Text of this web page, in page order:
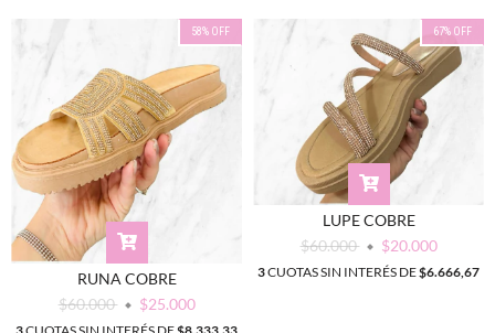
58% OFF
RUNA COBRE
$60.000
$25.000
67% OFF
LUPE COBRE
$60.000
$20.000
3CUOTAS SIN INTERÉS DE$6.666,67